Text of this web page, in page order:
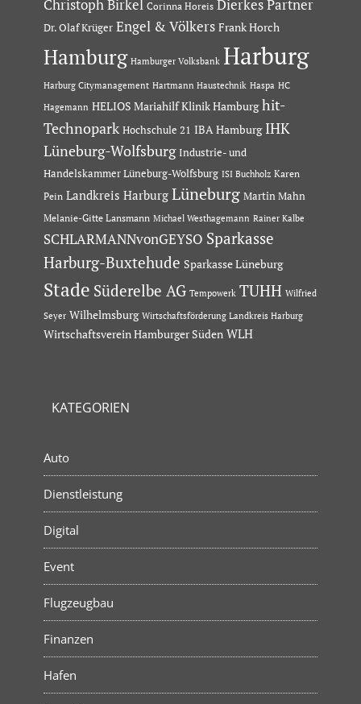
Christoph Birkel Corinna Horeis Dierkes Partner
Dr. Olaf Krüger Engel & Völkers Frank Horch
Hamburg Hamburger Volksbank Harburg
Harburg Citymanagement Hartmann Haustechnik Haspa HC
Hagemann HELIOS Mariahilf Klinik Hamburg hit-
Technopark Hochschule 21 IBA Hamburg IHK
Lüneburg-Wolfsburg Industrie- und
Handelskammer Lüneburg-Wolfsburg ISI Buchholz Karen
Pein Landkreis Harburg Lüneburg Martin Mahn
Melanie-Gitte Lansmann Michael Westhagemann Rainer Kalbe
SCHLARMANNvonGEYSO Sparkasse
Harburg-Buxtehude Sparkasse Lüneburg
Stade Süderelbe AG Tempowerk TUHH Wilfried
Seyer Wilhelmsburg Wirtschaftsförderung Landkreis Harburg
Wirtschaftsverein Hamburger Süden WLH
KATEGORIEN
Auto
Dienstleistung
Digital
Event
Flugzeugbau
Finanzen
Hafen